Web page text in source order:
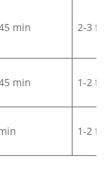
min 2-3
min 1-2
1-2